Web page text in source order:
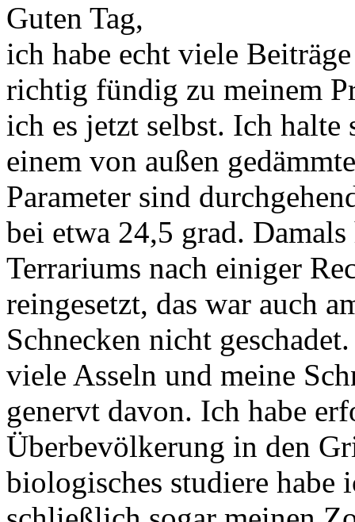
Guten Tag,
ich habe echt viele
richtig fündig zu meinem
ich es jetzt selbst. Ich
einem von außen
Parameter sind
bei etwa 24,5 grad.
Terrariums nach einiger
reingesetzt, das war auch
Schnecken nicht
viele Asseln und meine
genervt davon. Ich habe
Überbevölkerung in den
biologisches studiere